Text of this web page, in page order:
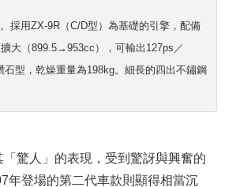
採用ZX-9R（C/D型）為基礎的引擎，配備
大（899.5→953cc），可輸出127ps／
石型，乾燥重量為198kg。細長的四出不鏽鋼
驚人」的表現，受到驚訝與興奮的
年登場的第二代車款則顯得相當沉